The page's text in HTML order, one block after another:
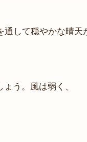
して穏やかな晴天
う。風は弱く、